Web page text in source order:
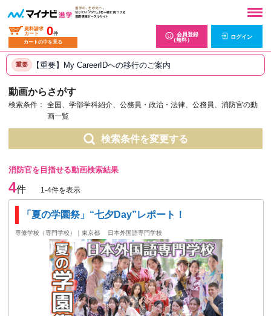
資料請求
カート
0件
カートの中を見る
会員登録
（無料）
ログイン
重要 【重要】My CareerIDへの移行のご案内
動画からさがす
検索条件：
全国、学部学科紹介、公務員・政治・法律、公務員、消防官の動
画一覧
検索条件を変更する
消防官を目指せる動画検索結果
4件 1-4件を表示
「夏の学園祭」“七夕Day”レポート！
専修学校（専門学校）｜東京都 日本外国語専門学校